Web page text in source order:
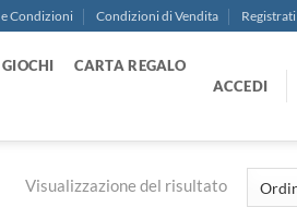
Condizioni Condizioni di Vendita Registrati
GIOCHI CARTA REGALO
ACCEDI
Visualizzazione del risultato